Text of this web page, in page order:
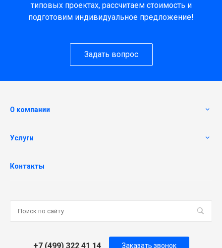
типовых проектах, рассчитаем стоимость и
подготовим индивидуальное предложение!
Задать вопрос
О компании
Услуги
Контакты
+7 (499) 322 41 14 Заказать звонок